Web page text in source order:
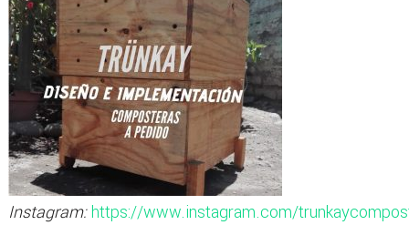
Instagram:https://www.instagram.com/